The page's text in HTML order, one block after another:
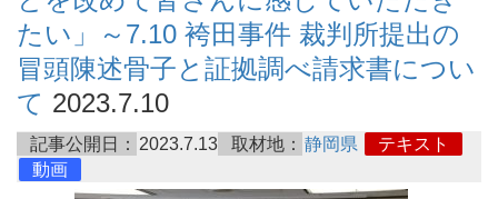
たい」～7.10 袴田事件 裁判所提出の
冒頭陳述骨子と証拠調べ請求書につい
て 2023.7.10
記事公開日： 2023.7.13 取材地： 静岡県
テキスト
動画